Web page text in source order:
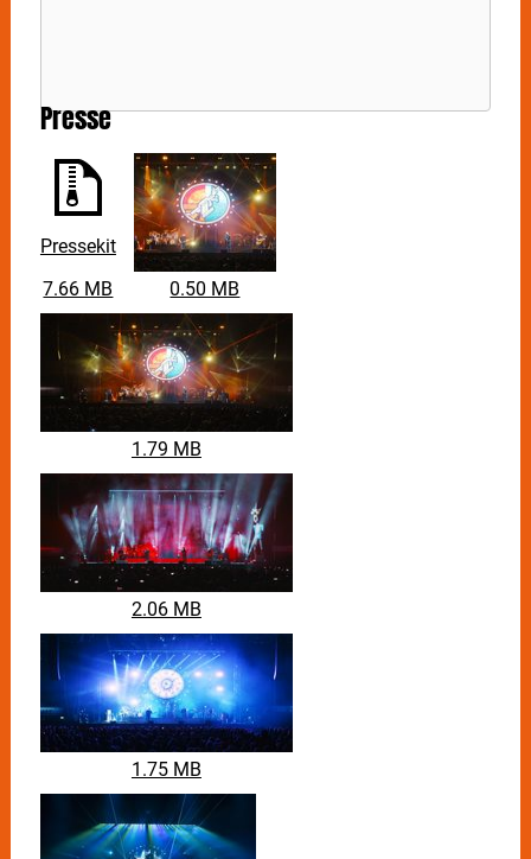
Presse
Pressekit
7.66 MB
0.50 MB
1.79 MB
2.06 MB
1.75 MB